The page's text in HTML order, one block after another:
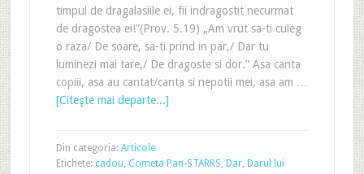
timpul de dragalasiile ei, fii indragostit necurmat
de dragostea ei!”(Prov. 5.19) „Am vrut sa-ti culeg
o raza/ De soare, sa-ti prind in par,/ Dar tu
luminezi mai tare,/ De dragoste si dor.” Asa canta
copiii, asa au cantat/canta si nepotii mei, asa am …
[Citeşte mai departe...]
Din categoria: Articole
Etichete: cadou, Cometa Pan-STARRS, Dar, Darul lui